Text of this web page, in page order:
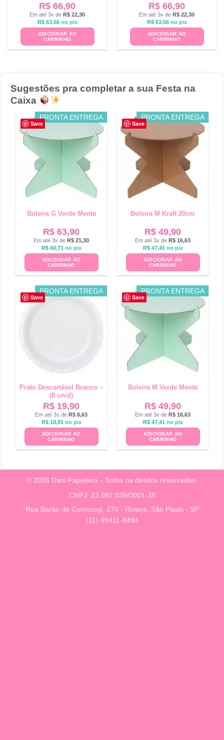
R$ 66,90
Em até 3x de R$ 22,30
R$63,56 no pix
ADICIONAR AO
CARRINHO
R$ 66,90
Em até 3x de R$ 22,30
R$63,56 no pix
ADICIONAR AO
CARRINHO
Sugestões pra completar a sua Festa na
Caixa
Save
PRONTA ENTREGA
Boleira G Verde Menta
R$ 63,90
Em até 3x de R$ 21,30
R$60,71 no pix
ADICIONAR AO
CARRINHO
Save
PRONTA ENTREGA
Boleira M Kraft 20cm
R$ 49,90
Em até 3x de R$ 16,63
R$47,41 no pix
ADICIONAR AO
CARRINHO
Save
PRONTA ENTREGA
Prato Descartável Branco –
(8 unid)
R$ 19,90
Em até 3x de R$ 6,63
R$18,91 no pix
ADICIONAR AO
CARRINHO
Save
PRONTA ENTREGA
Boleira M Verde Menta
R$ 49,90
Em até 3x de R$ 16,63
R$47,41 no pix
ADICIONAR AO
CARRINHO
© 2026 Dani Papeleira - Todos os direitos reservados.
CNPJ: 22.082.039/0001-38
Rua Barão de Comorogi, 270 - Riviera, São Paulo - SP
(11) 99411-8494